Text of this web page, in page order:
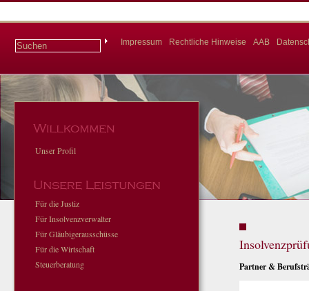
Impressum Rechtliche Hinweise AAB
Unser Profil
Für die Justiz
Für Insolvenzverwalter
Für Gläubigerausschüsse
Für die Wirtschaft
Steuerberatung
Partner &